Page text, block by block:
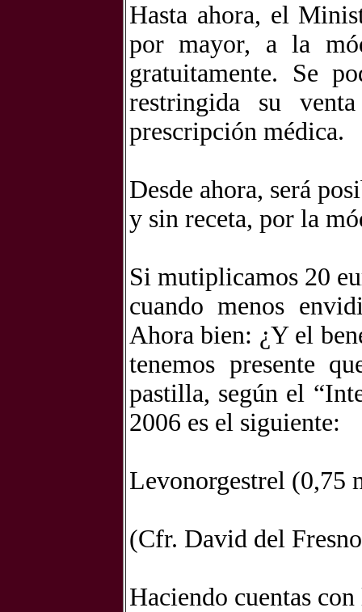
Hasta ahora, el
por mayor, a la
gratuitamente. Se
restringida su
prescripción médica.
Desde ahora, será
y sin receta, por la
Si mutiplicamos 20
cuando menos
Ahora bien: ¿Y el
tenemos presente
pastilla, según el
2006 es el siguiente:
Levonorgestrel (0,75
(Cfr. David del
Haciendo cuentas